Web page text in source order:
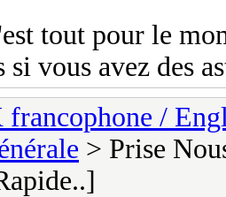
tout pour le
si vous avez des
/
> Prise